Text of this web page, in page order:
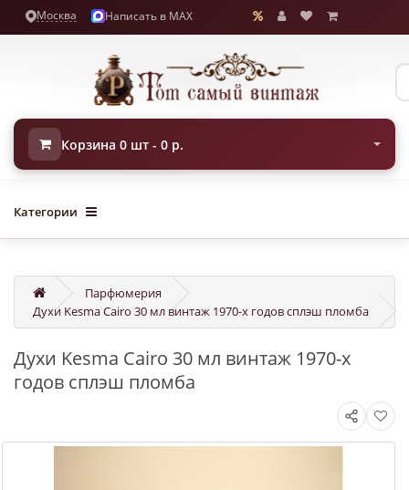
Москва Написать в MAX
Корзина 0 шт - 0 р.
Категории
Парфюмерия
Духи Kesma Cairo 30 мл винтаж 1970-х годов сплэш пломба
Духи Kesma Cairo 30 мл винтаж 1970-х
годов сплэш пломба